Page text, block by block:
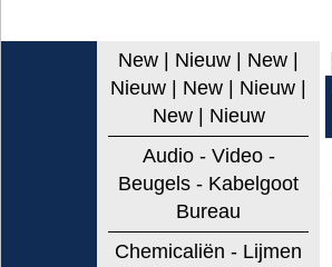
New | Nieuw | New |
Nieuw | New | Nieuw |
New | Nieuw
Audio - Video -
Beugels - Kabelgoot
Bureau
Chemicaliën - Lijmen